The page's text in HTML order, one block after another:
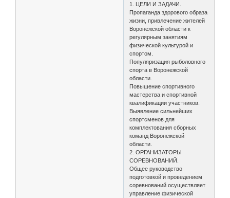
1. ЦЕЛИ И ЗАДАЧИ.
Пропаганда здорового образа
жизни, привлечение жителей
Воронежской области к
регулярным занятиям
физической культурой и
спортом.
Популяризация рыболовного
спорта в Воронежской
области.
Повышение спортивного
мастерства и спортивной
квалификации участников.
Выявление сильнейших
спортсменов для
комплектования сборных
команд Воронежской
области.
2. ОРГАНИЗАТОРЫ
СОРЕВНОВАНИЙ.
Общее руководство
подготовкой и проведением
соревнований осуществляет
управление физической